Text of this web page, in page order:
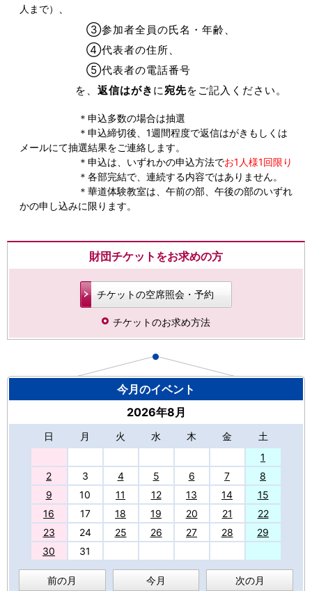
人まで）
、
③参加者全員の氏名・年齢、
④代表者の住所、
⑤代表者の電話番号
を、 返信はがき に宛先をご記入ください。
＊申込多数の場合は抽選
＊申込締切後、1週間程度で返信はがきもしくは
メールにて抽選結果をご連絡します。
＊申込は、いずれかの申込方法でお1人様1回限り
＊各部完結で、連続する内容ではありません。
＊華道体験教室は、午前の部、午後の部のいずれ
かの申し込みに限ります。
財団チケットをお求めの方
チケットの空席照会・予約
チケットのお求め方法
今月のイベント
2026年8月
日 月 火 水 木 金
土
1
2
3 4 5 6 7
8
9
10 11 12 13 14
15
16
17 18 19 20 21
22
23
24 25 26 27 28
29
30
31
前の月 今月 次の月